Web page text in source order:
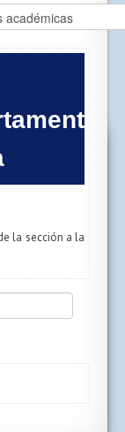
la sección a la